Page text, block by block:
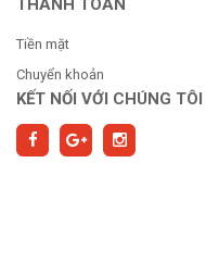
THANH TOÁN
Tiền mặt
Chuyển khoản
KẾT NỐI VỚI CHÚNG TÔI